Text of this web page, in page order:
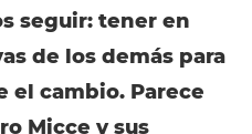
seguir: tener en
de los demás para
el cambio. Parece
Micce y sus